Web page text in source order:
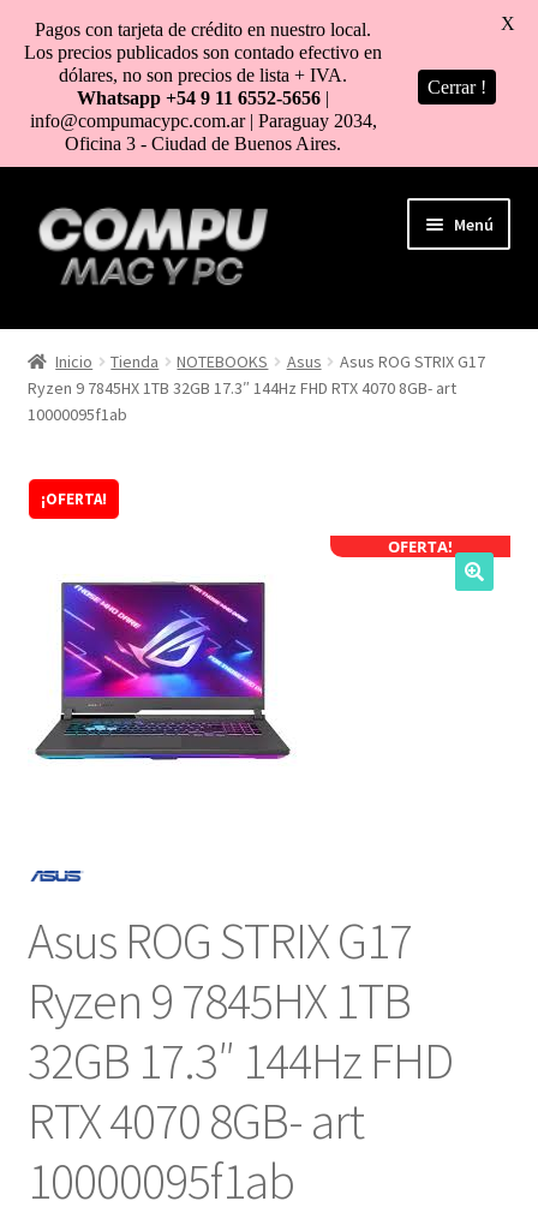
al
contenido
Menú
HOME
TIENDA
MI CUENTA
NOSOTROS
SERVICIOS
CONTACTO
Inicio Tienda NOTEBOOKS Asus
Asus ROG STRIX G17
Ryzen 9 7845HX 1TB 32GB 17.3″ 144Hz FHD RTX 4070 8GB- art
10000095f1ab
¡OFERTA!
OFERTA!
Asus ROG STRIX G17
Ryzen 9 7845HX 1TB
32GB 17.3″ 144Hz FHD
RTX 4070 8GB- art
10000095f1ab
Pagos con tarjeta de crédito en nuestro local.
Los precios publicados son contado efectivo en
dólares, no son precios de lista + IVA.
Whatsapp +54 9 11 6552-5656 |
info@compumacypc.com.ar | Paraguay 2034,
Oficina 3 - Ciudad de Buenos Aires.
Cerrar !
X